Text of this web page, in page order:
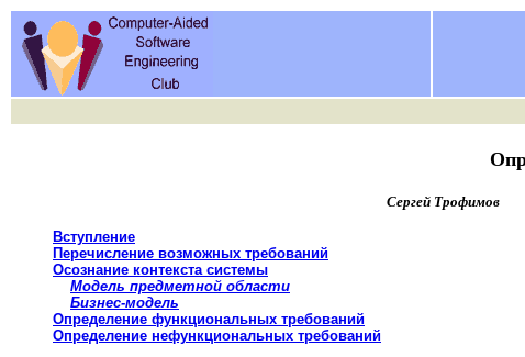
Сергей Трофимов
Вступление
Перечисление возможных требований
Осознание контекста системы
Модель предметной области
Бизнес-модель
Определение функциональных требований
Определение нефункциональных требований